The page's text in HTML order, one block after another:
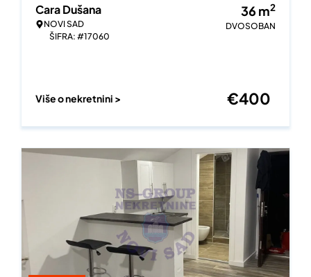
Cara Dušana
NOVI SAD
ŠIFRA: #17060
36 m2
DVOSOBAN
Više o nekretnini > €400